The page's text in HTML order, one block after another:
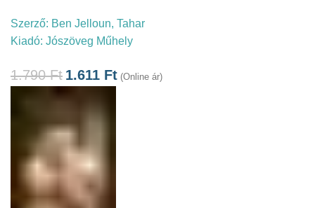
Szerző: Ben Jelloun, Tahar
Kiadó: Jószöveg Műhely
1.790Ft 1.611 Ft (Online ár)